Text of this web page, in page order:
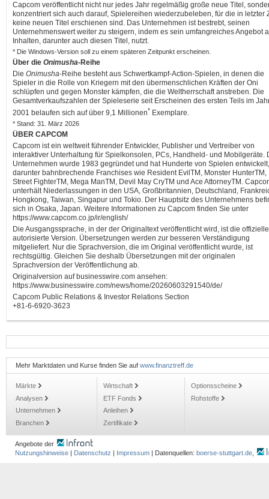
Capcom veröffentlicht nicht nur jedes Jahr regelmäßig große neue Titel,
konzentriert sich auch darauf, Spielereihen wiederzubeleben, für die in letzter
keine neuen Titel erschienen sind. Das Unternehmen ist bestrebt, seinen
Unternehmenswert weiter zu steigern, indem es sein umfangreiches Angebot
Inhalten, darunter auch diesen Titel, nutzt.
* Die Windows-Version soll zu einem späteren Zeitpunkt erscheinen.
Über die Onimusha-Reihe
Die Onimusha-Reihe besteht aus Schwertkampf-Action-Spielen, in denen die
Spieler in die Rolle von Kriegern mit den übermenschlichen Kräften der Oni
schlüpfen und gegen Monster kämpfen, die die Weltherrschaft anstreben. Die
Gesamtverkaufszahlen der Spieleserie seit Erscheinen des ersten Teils im
2001 belaufen sich auf über 9,1 Millionen* Exemplare.
* Stand: 31. März 2026
ÜBER CAPCOM
Capcom ist ein weltweit führender Entwickler, Publisher und Vertreiber von
interaktiver Unterhaltung für Spielkonsolen, PCs, Handheld- und Mobilgeräte.
Unternehmen wurde 1983 gegründet und hat Hunderte von Spielen entwickelt,
darunter bahnbrechende Franchises wie Resident EvilTM, Monster HunterTM,
Street FighterTM, Mega ManTM, Devil May CryTM und Ace AttorneyTM.
unterhält Niederlassungen in den USA, Großbritannien, Deutschland,
Hongkong, Taiwan, Singapur und Tokio. Der Hauptsitz des Unternehmens
sich in Osaka, Japan. Weitere Informationen zu Capcom finden Sie unter
https://www.capcom.co.jp/ir/english/
Die Ausgangssprache, in der der Originaltext veröffentlicht wird, ist die
autorisierte Version. Übersetzungen werden zur besseren Verständigung
mitgeliefert. Nur die Sprachversion, die im Original veröffentlicht wurde, ist
rechtsgültig. Gleichen Sie deshalb Übersetzungen mit der originalen
Sprachversion der Veröffentlichung ab.
Originalversion auf businesswire.com ansehen:
https://www.businesswire.com/news/home/20260603291540/de/
Capcom Public Relations & Investor Relations Section
+81-6-6920-3623
Mehr Marktdaten und Kurse finden Sie auf www.finanztreff.de
Märkte
Analysen
Unternehmen
Branchen
Wirtschaft
ETF Fonds
Anleihen
Zertifikate
Optionsscheine
Rohstoffe
Angebote der
Nutzungshinweise | Datenschutz | Impressum | Datenquellen: boerse-stuttgart.de